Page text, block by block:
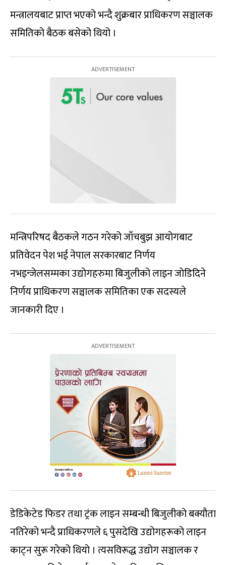
मन्त्रालयबाट प्राप्त भएको भन्दै शुक्रबार प्राधिकरण सञ्चालक
समितिको बैठक बसेको थियो ।
मन्त्रिपरिषद बैठकले गठन गरेको जाँचबुझ आयोगबाट
प्रतिवेदन पेश भई नेपाल सरकारबाट निर्णय
नभइन्जेलसम्मका उद्योगहरुमा बिजुलीको लाइन जोडिदिने
निर्णय प्राधिकरण सञ्चालक समितिका एक सदस्यले
जानकारी दिए ।
डेडिकेटेड फिडर तथा ट्रंक लाइन सम्बन्धी बिजुलीको बक्यौता
नतिरेको भन्दै प्राधिकरणले ६ पुसदेखि उद्योगहरूको लाइन
काट्न सुरू गरेको थियो । त्यसविरूद्ध उद्योग सञ्चालक र